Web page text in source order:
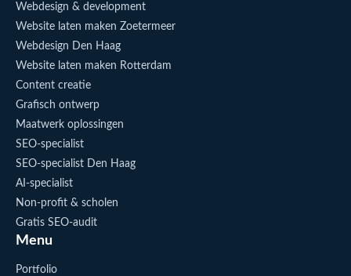
Webdesign & development
Website laten maken Zoetermeer
Webdesign Den Haag
Website laten maken Rotterdam
Content creatie
Grafisch ontwerp
Maatwerk oplossingen
SEO-specialist
SEO-specialist Den Haag
AI-specialist
Non-profit & scholen
Gratis SEO-audit
Menu
Portfolio